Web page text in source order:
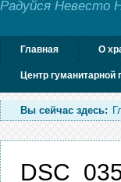
Радуйся Невесто
Главная О
Центр
Вы сейчас здесь: